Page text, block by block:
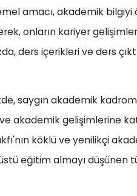
amacı, akademik
onların kariyer
ders içerikleri ve ders
saygın akademik
akademik gelişimlerine
köklü ve yenilikçi
eğitim almayı düşünen